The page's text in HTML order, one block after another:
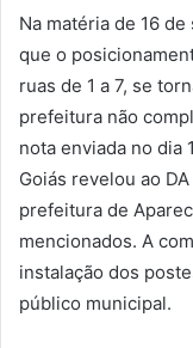
Na matéria de 16
que o
ruas de 1 a 7, se
prefeitura não
nota enviada no dia
Goiás revelou ao
prefeitura de
mencionados. A
instalação dos
público municipal.